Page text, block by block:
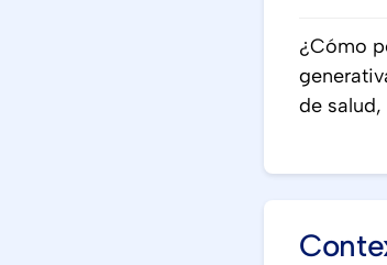
¿Cómo
de